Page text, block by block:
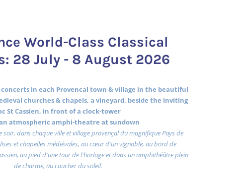
World-Class Classical
28 July - 8 August 2026
in each Provencal town & village in the beautiful
churches & chapels, a vineyard, beside the inviting
St Cassien, in front of a clock-tower
atmospheric amphi-theatre at sundown
soir, dans chaque ville et village provençal du magnifique Pays de
et chapelles médiévales, au cœur d'un vignoble, au bord de
au pied d'une tour de l'horloge et dans un amphithéâtre plein
de charme, au coucher du soleil.